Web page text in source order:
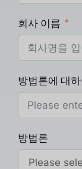
회사 이름
방법론에 대하
방법론